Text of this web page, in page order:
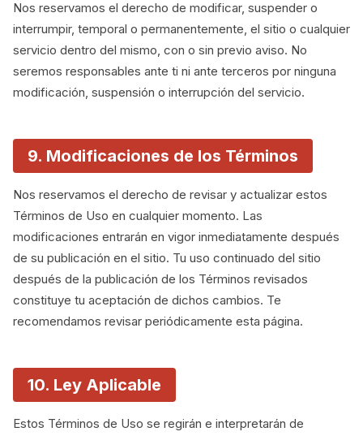
Nos reservamos el derecho de modificar, suspender o
interrumpir, temporal o permanentemente, el sitio o cualquier
servicio dentro del mismo, con o sin previo aviso. No
seremos responsables ante ti ni ante terceros por ninguna
modificación, suspensión o interrupción del servicio.
9. Modificaciones de los Términos
Nos reservamos el derecho de revisar y actualizar estos
Términos de Uso en cualquier momento. Las
modificaciones entrarán en vigor inmediatamente después
de su publicación en el sitio. Tu uso continuado del sitio
después de la publicación de los Términos revisados
constituye tu aceptación de dichos cambios. Te
recomendamos revisar periódicamente esta página.
10. Ley Aplicable
Estos Términos de Uso se regirán e interpretarán de